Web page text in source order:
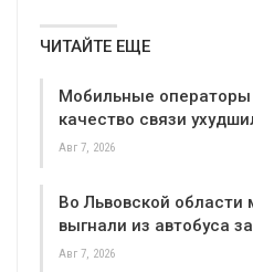
ЧИТАЙТЕ ЕЩЕ
Мобильные
качество связи
Авг 7, 2026
Во Львовской области
выгнали из автобуса
Авг 7, 2026